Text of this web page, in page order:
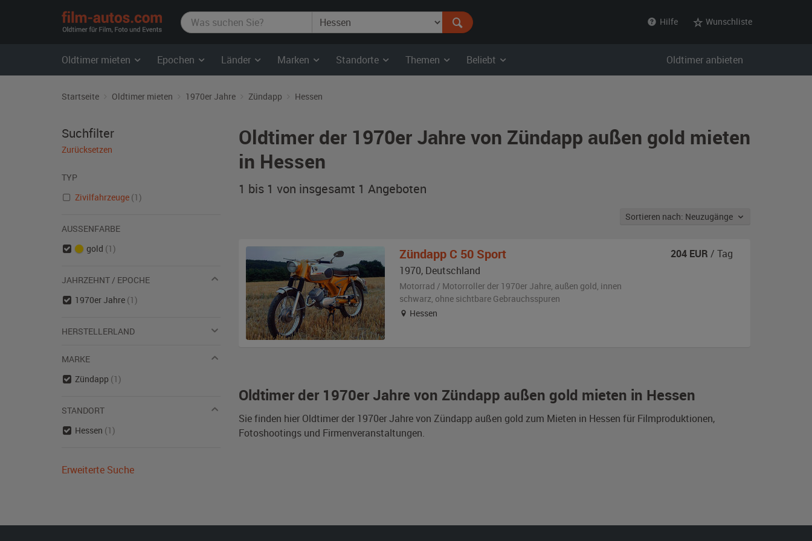
film-
autos.com
Hilfe Wunschliste
Oldtimer mieten Epochen Länder Marken Standorte Themen Beliebt Oldtimer anbieten
Startseite Oldtimer mieten 1970er Jahre Zündapp Hessen
Oldtimer der 1970er Jahre von Zündapp außen gold mieten
in Hessen
1 bis 1 von insgesamt 1 Angeboten
Sortieren nach: Neuzugänge
Oldtimer der 1970er Jahre von Zündapp außen gold mieten in Hessen
Sie finden hier Oldtimer der 1970er Jahre von Zündapp außen gold zum Mieten in Hessen für Filmproduktionen,
Fotoshootings und Firmenveranstaltungen.
Zündapp C 50 Sport
1970, Deutschland
Motorrad / Motorroller der 1970er Jahre, außen gold, innen
schwarz, ohne sichtbare Gebrauchsspuren
Hessen
204 EUR / Tag
Suchfilter
Zurücksetzen
TYP
Zivilfahrzeuge (1)
AUSSENFARBE
gold (1)
JAHRZEHNT / EPOCHE
1970er Jahre (1)
HERSTELLERLAND
MARKE
Zündapp (1)
STANDORT
Hessen (1)
Erweiterte Suche